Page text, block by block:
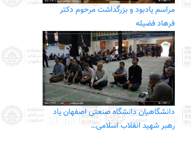
مراسم یادبود و بزرگداشت مرحوم دکتر
فرهاد فضیله
دانشگاهیان دانشگاه صنعتی اصفهان یاد
رهبر شهید انقلاب اسلامی…